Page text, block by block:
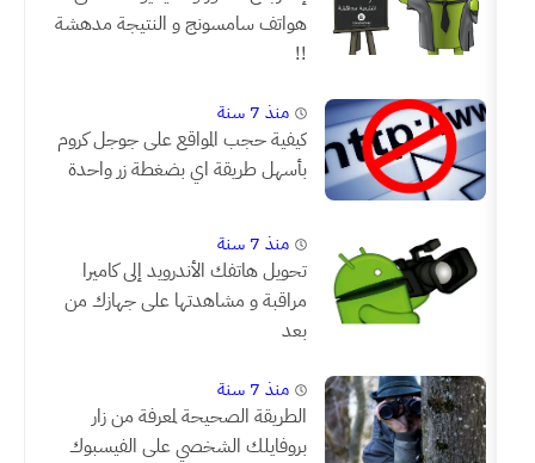
هواتف سامسونج و النتيجة مدهشة
!!
منذ 7 سنة
كيفية حجب المواقع على جوجل كروم
بأسهل طريقة اي بضغطة زر واحدة
منذ 7 سنة
تحويل هاتفك الأندرويد إلى كاميرا
مراقبة و مشاهدتها على جهازك من
منذ 7 سنة
الطريقة الصحيحة لمعرفة من زار
بروفايلك الشخصي على الفيسبوك